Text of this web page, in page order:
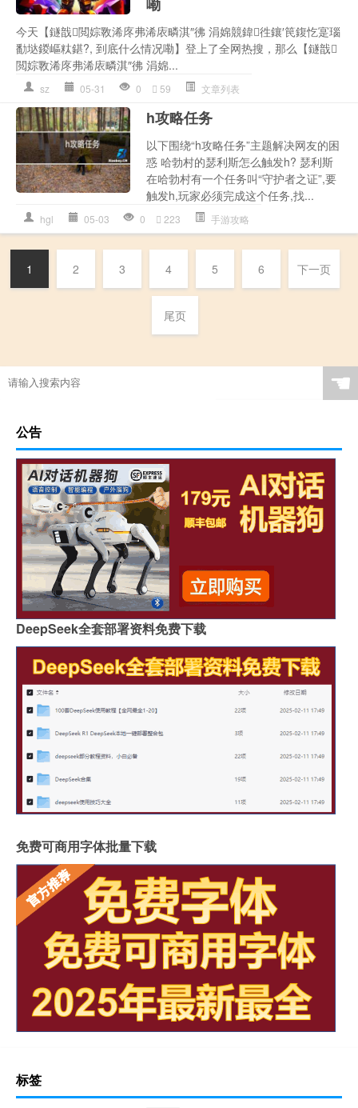
今天【鐩戠閲婃斁浠庝弗浠庡疄淇″彿 涓婂競鍏徃鑲′笢鍑忔寔瑙
勫垯鍐嶇粏鍖?, 到底什么情况嘞】登上了全网热搜，那么【鐩戠
閲婃斁浠庝弗浠庡疄淇″彿 涓婂...
sz 05-31 0 59 文章列表
h攻略任务
以下围绕“h攻略任务”主题解决网友的困
惑 哈勃村的瑟利斯怎么触发h? 瑟利斯
在哈勃村有一个任务叫“守护者之证”,要
触发h,玩家必须完成这个任务,找...
hgl 05-03 0 223 手游攻略
1 2 3 4 5 6 下一页
尾页
☚
公告
DeepSeek全套部署资料免费下载
免费可商用字体批量下载
标签